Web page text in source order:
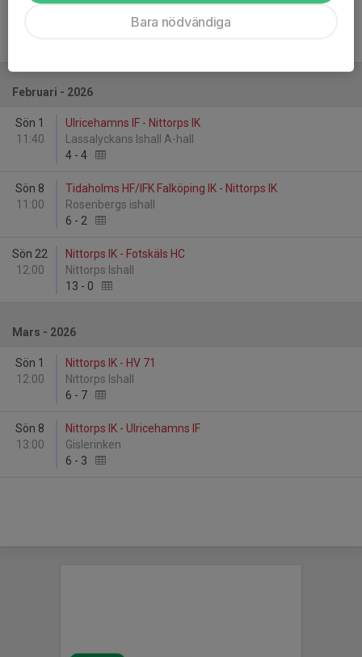
Nittorps Ishall
Februari - 2026
Sön 1
11:40
Ulricehamns IF - Nittorps IK
Lassalyckans Ishall A-hall
4 - 4
Sön 8
11:00
Tidaholms HF/IFK Falköping IK - Nittorps IK
Rosenbergs ishall
6 - 2
Sön 22
12:00
Nittorps IK - Fotskäls HC
Nittorps Ishall
13 - 0
Mars - 2026
Sön 1
12:00
Nittorps IK - HV 71
Nittorps Ishall
6 - 7
Sön 8
13:00
Nittorps IK - Ulricehamns IF
Gislerinken
6 - 3
Bara nödvändiga